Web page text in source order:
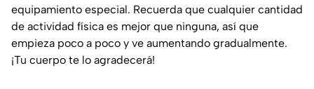
equipamiento especial. Recuerda que cualquier cantidad
de actividad física es mejor que ninguna, así que
empieza poco a poco y ve aumentando gradualmente.
¡Tu cuerpo te lo agradecerá!